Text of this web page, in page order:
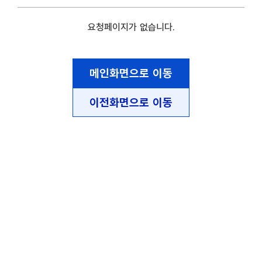
요청페이지가 없습니다.
메인화면으로 이동
이전화면으로 이동